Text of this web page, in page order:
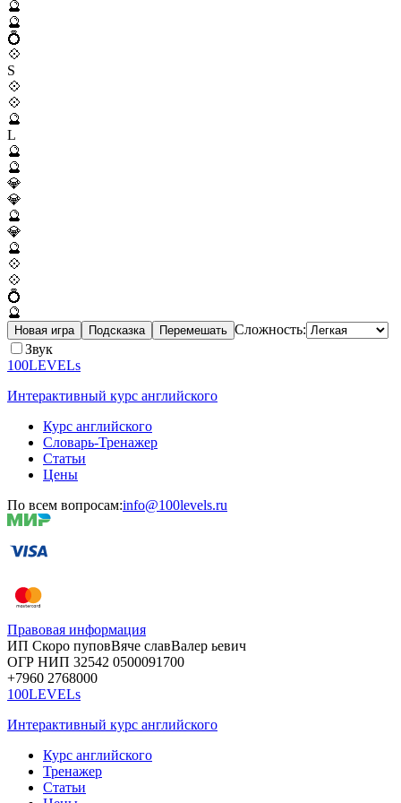
🔮
🔮
💍
💠
S
💠
💠
🔮
L
🔮
🔮
💎
💎
🔮
💎
🔮
💠
💠
💍
🔮
Новая игра Подсказка Перемешать Сложность:
Звук
100LEVELs
Интерактивный курс английского
Курс английского
Словарь-Тренажер
Статьи
Цены
По всем вопросам:info@100levels.ru
Правовая информация
ИП Скоро пуповВяче славВалер ьевич
ОГР НИП 32542 0500091700
+7960 2768000
100LEVELs
Интерактивный курс английского
Курс английского
Тренажер
Статьи